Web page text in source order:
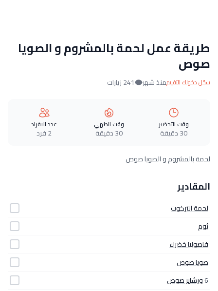
طريقة عمل لحمة بالمشروم و الصويا
صوص
سجّل دخولك للتقييممنذ شهر 241 زيارات
وقت التحضير
30 دقيقة
وقت الطهي
30 دقيقة
عدد الافراد
2 فرد
لحمة بالمشروم و الصويا صوص
المقادير
لحمة انتركوت
ثوم
فاصوليا خضراء
صويا صوص
6ورشاير صوص